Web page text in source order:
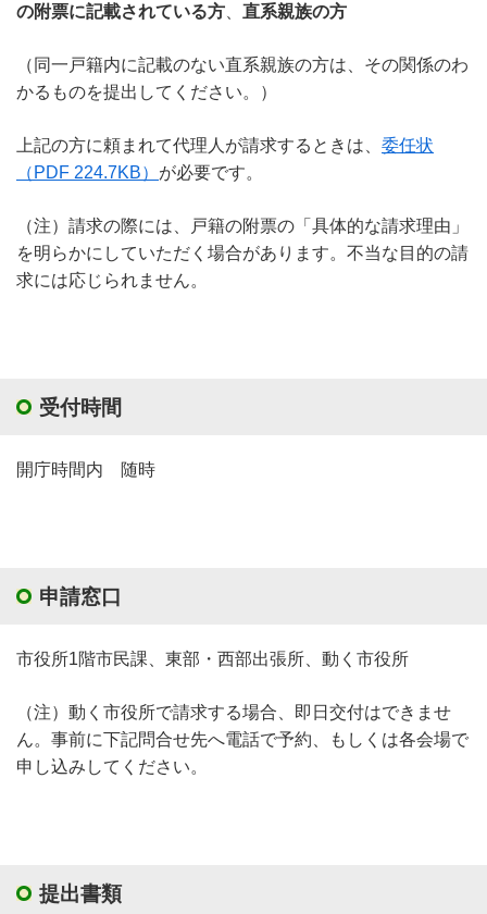
の附票に記載されている方
直系親族の方
（同一戸籍内に記載のない直系親族の方は、その関係のわ
かるものを提出してください。）
上記の方に頼まれて代理人が請求するときは、 委任状
（PDF 224.7KB） が必要です。
（注）請求の際には、戸籍の附票の「具体的な請求理由」
を明らかにしていただく場合があります。不当な目的の請
求には応じられません。
受付時間
開庁時間内 随時
申請窓口
市役所1階市民課、東部・西部出張所、動く市役所
（注）動く市役所で請求する場合、即日交付はできませ
ん。事前に下記問合せ先へ電話で予約、もしくは各会場で
申し込みしてください。
提出書類